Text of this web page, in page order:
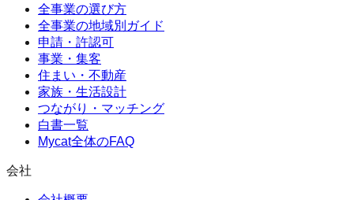
全事業の選び方
全事業の地域別ガイド
申請・許認可
事業・集客
住まい・不動産
家族・生活設計
つながり・マッチング
白書一覧
Mycat全体のFAQ
会社